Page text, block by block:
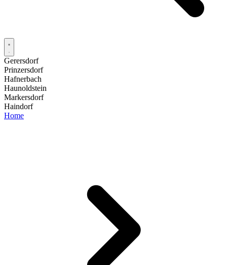
Gerersdorf
Prinzersdorf
Hafnerbach
Haunoldstein
Markersdorf
Haindorf
Home